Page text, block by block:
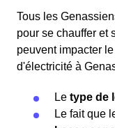
Tous les
pour se chauffer et
peuvent impacter
d'électricité à
Le type de
Le fait que